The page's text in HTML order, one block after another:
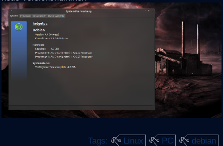
Tags: Linux PC debian